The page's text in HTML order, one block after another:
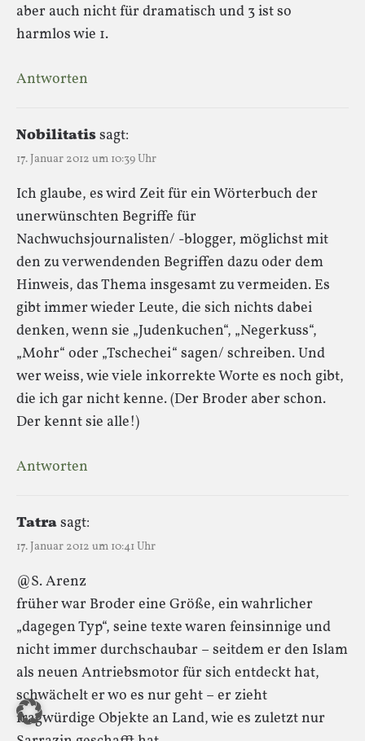
aber auch nicht für dramatisch und 3 ist so
harmlos wie 1.
Antworten
Nobilitatissagt:
17. Januar 2012 um 10:39 Uhr
Ich glaube, es wird Zeit für ein Wörterbuch der
unerwünschten Begriffe für
Nachwuchsjournalisten/ -blogger, möglichst mit
den zu verwendenden Begriffen dazu oder dem
Hinweis, das Thema insgesamt zu vermeiden. Es
gibt immer wieder Leute, die sich nichts dabei
denken, wenn sie „Judenkuchen“, „Negerkuss“,
„Mohr“ oder „Tschechei“ sagen/ schreiben. Und
wer weiss, wie viele inkorrekte Worte es noch gibt,
die ich gar nicht kenne. (Der Broder aber schon.
Der kennt sie alle!)
Antworten
Tatrasagt:
17. Januar 2012 um 10:41 Uhr
@S. Arenz
früher war Broder eine Größe, ein wahrlicher
„dagegen Typ“, seine texte waren feinsinnige und
nicht immer durchschaubar – seitdem er den Islam
als neuen Antriebsmotor für sich entdeckt hat,
schwächelt er wo es nur geht – er zieht
fragwürdige Objekte an Land, wie es zuletzt nur